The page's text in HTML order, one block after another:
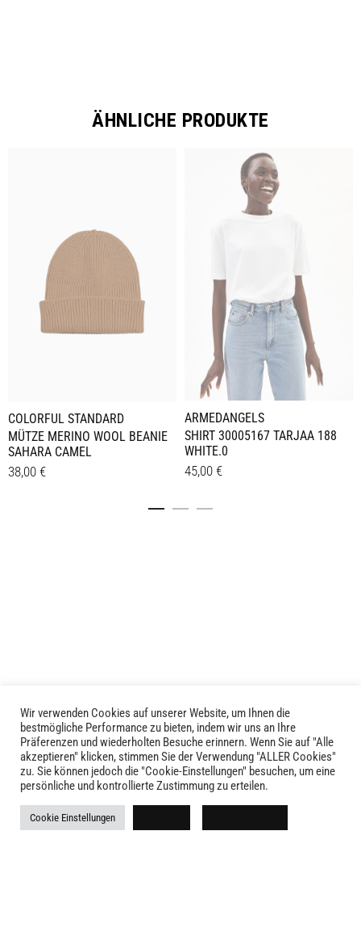
ÄHNLICHE PRODUKTE
COLORFUL STANDARD
MÜTZE MERINO WOOL BEANIE
SAHARA CAMEL
38,00 €
ARMEDANGELS
SHIRT 30005167 TARJAA 188
WHITE.0
45,00 €
Produktseite
gewählt
werden
LIVID © 2024
Kontakt
Versandkosten
Wir verwenden Cookies auf unserer Website, um Ihnen die
bestmögliche Performance zu bieten, indem wir uns an Ihre
Präferenzen und wiederholten Besuche erinnern. Wenn Sie auf "Alle
akzeptieren" klicken, stimmen Sie der Verwendung "ALLER Cookies"
zu. Sie können jedoch die "Cookie-Einstellungen" besuchen, um eine
persönliche und kontrollierte Zustimmung zu erteilen.
Cookie Einstellungen